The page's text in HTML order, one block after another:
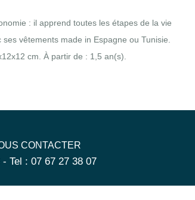
CONTACTER
Tel : 07 67 27 38 07
: il apprend toutes les étapes de la vie
vêtements made in Espagne ou Tunisie.
cm. À partir de : 1,5 an(s).